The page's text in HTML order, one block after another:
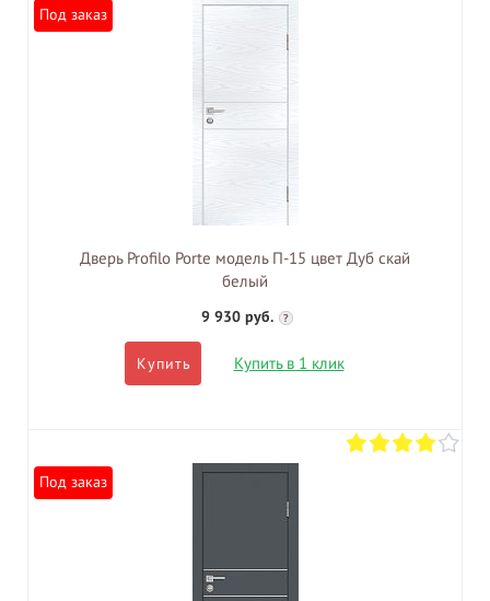
Под заказ
Дверь Profilo Porte модель П-15 цвет Дуб скай
белый
9 930 руб. ?
Купить Купить в 1 клик
Под заказ